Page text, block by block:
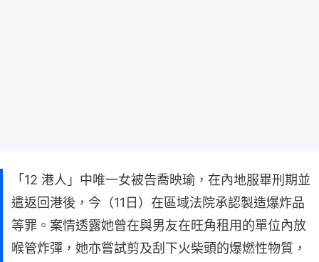
「12 港人」中唯一女被告喬映瑜，在內地服畢刑期並
遣返回港後，今（11日）在區域法院承認製造爆炸品
等罪。案情透露她曾在與男友在旺角租用的單位內放
喉管炸彈，她亦嘗試剪及刮下火柴頭的爆燃性物質，